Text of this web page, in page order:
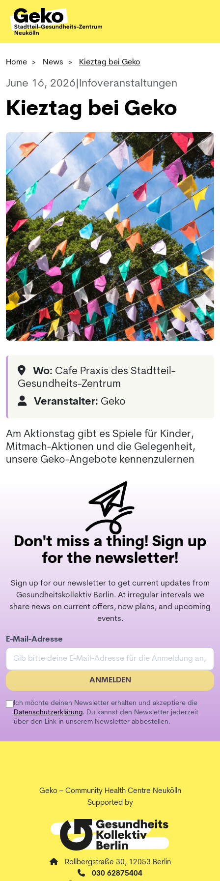
Home > News > Kieztag bei Geko
June 16, 2026 Infoveranstaltungen
Kieztag bei Geko
Wo: Cafe Praxis des Stadtteil-
Gesundheits-Zentrum
Veranstalter: Geko
Am Aktionstag gibt es Spiele für Kinder,
Mitmach-Aktionen und die Gelegenheit,
unsere Geko-Angebote kennenzulernen
Don't miss a thing! Sign up
for the newsletter!
Sign up for our newsletter to get current updates from
Gesundheitskollektiv Berlin. At irregular intervals we
share news on current offers, new plans, and upcoming
events.
E-Mail-Adresse
ANMELDEN
Ich möchte deinen Newsletter erhalten und akzeptiere die
Datenschutzerklärung. Du kannst den Newsletter jederzeit
über den Link in unserem Newsletter abbestellen.
Geko – Community Health Centre Neukölln
Supported by
Rollbergstraße 30, 12053 Berlin
030 62875404